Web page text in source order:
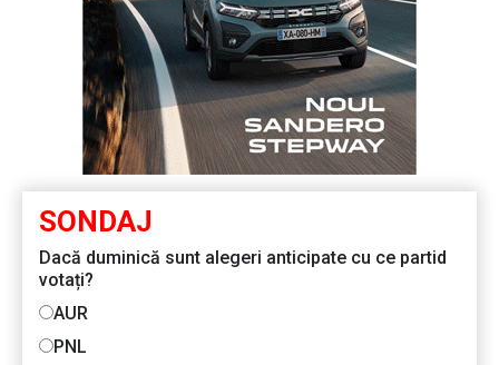
SONDAJ
Dacă duminică sunt alegeri anticipate cu ce partid
votați?
AUR
PNL